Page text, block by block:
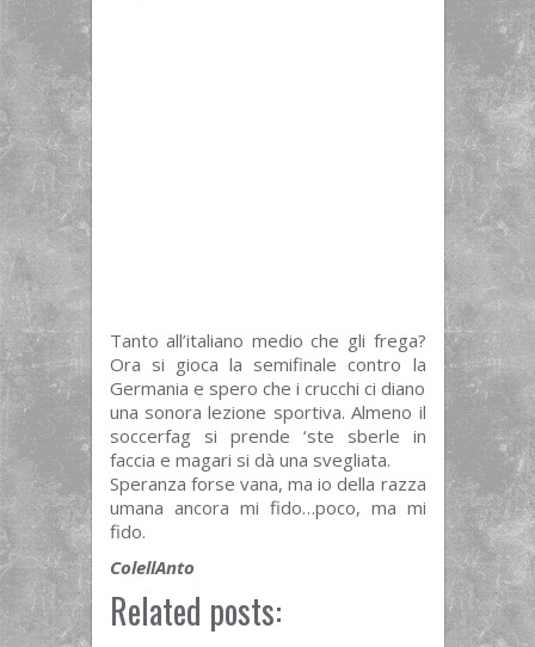
Tanto all’italiano medio che gli frega?
Ora si gioca la semifinale contro la
Germania e spero che i crucchi ci diano
una sonora lezione sportiva. Almeno il
soccerfag si prende ‘ste sberle in
faccia e magari si dà una svegliata.
Speranza forse vana, ma io della razza
umana ancora mi fido…poco, ma mi
fido.
ColellAnto
Related posts: